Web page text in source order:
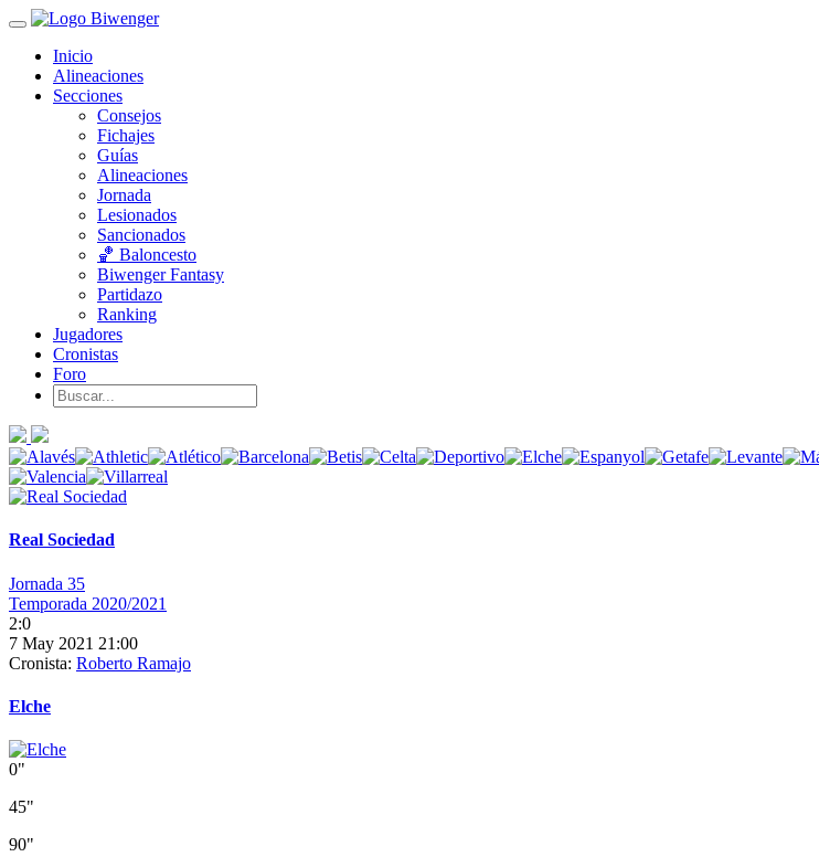
Inicio
Alineaciones
Secciones
Consejos
Fichajes
Guías
Alineaciones
Jornada
Lesionados
Sancionados
🏀 Baloncesto
Biwenger Fantasy
Partidazo
Ranking
Jugadores
Cronistas
Foro
Real Sociedad
Jornada 35
Temporada 2020/2021
2:0
7 May 2021 21:00
Cronista: Roberto Ramajo
Elche
0"
45"
90"